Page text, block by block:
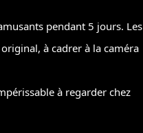
pendant 5 jours. Les
à cadrer à la caméra
à regarder chez